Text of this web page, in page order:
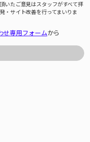
いたご意見はスタッフがすべて拝
・サイト改善を行ってまいりま
せ専用フォームから